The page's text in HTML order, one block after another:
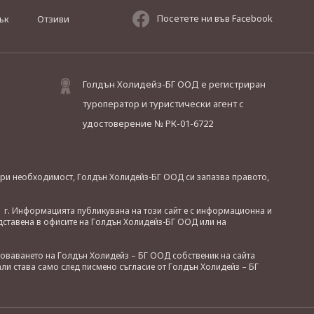
Отзиви Посетете ни във Facebook
Голдън Холидейз-БГ ООД е регистриран
туроператор и туристически агент с
удостоверение № РК-01-6722
необходимост, Голдън Холидейз-БГ ООД си запазва правото,
Информацията публикувана на този сайт е с информационна и
в офисите на Голдън Холидейз-БГ ООД или на
на Голдън Холидейз – БГ ООД собственик на сайта
става само след писмено съгласие от Голдън Холидейз – БГ